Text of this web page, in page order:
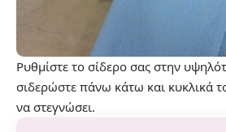
Ρυθμίστε το σίδερο σας στην
σιδερώστε πάνω κάτω και κυκλικά
να στεγνώσει.